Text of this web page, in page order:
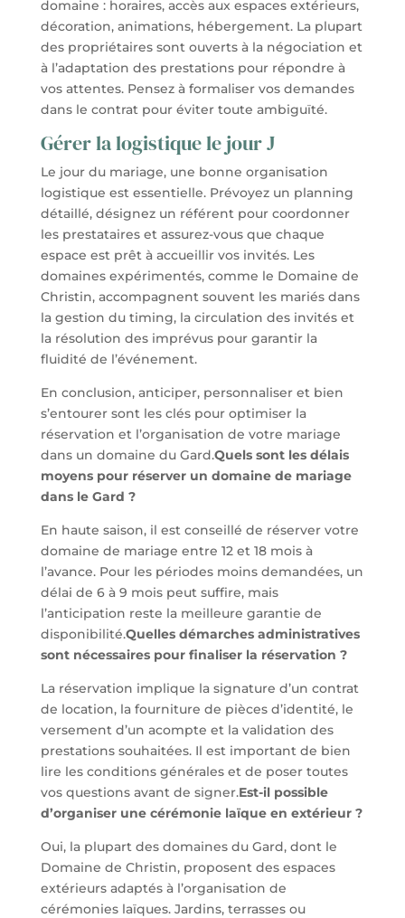
domaine : horaires, accès aux espaces extérieurs,
décoration, animations, hébergement. La plupart
des propriétaires sont ouverts à la négociation et
à l’adaptation des prestations pour répondre à
vos attentes. Pensez à formaliser vos demandes
dans le contrat pour éviter toute ambiguïté.
Gérer la logistique le jour J
Le jour du mariage, une bonne organisation
logistique est essentielle. Prévoyez un planning
détaillé, désignez un référent pour coordonner
les prestataires et assurez-vous que chaque
espace est prêt à accueillir vos invités. Les
domaines expérimentés, comme le Domaine de
Christin, accompagnent souvent les mariés dans
la gestion du timing, la circulation des invités et
la résolution des imprévus pour garantir la
fluidité de l’événement.
En conclusion, anticiper, personnaliser et bien
s’entourer sont les clés pour optimiser la
réservation et l’organisation de votre mariage
dans un domaine du Gard.Quels sont les délais
moyens pour réserver un domaine de mariage
dans le Gard ?
En haute saison, il est conseillé de réserver votre
domaine de mariage entre 12 et 18 mois à
l’avance. Pour les périodes moins demandées, un
délai de 6 à 9 mois peut suffire, mais
l’anticipation reste la meilleure garantie de
disponibilité.Quelles démarches administratives
sont nécessaires pour finaliser la réservation ?
La réservation implique la signature d’un contrat
de location, la fourniture de pièces d’identité, le
versement d’un acompte et la validation des
prestations souhaitées. Il est important de bien
lire les conditions générales et de poser toutes
vos questions avant de signer.Est-il possible
d’organiser une cérémonie laïque en extérieur ?
Oui, la plupart des domaines du Gard, dont le
Domaine de Christin, proposent des espaces
extérieurs adaptés à l’organisation de
cérémonies laïques. Jardins, terrasses ou